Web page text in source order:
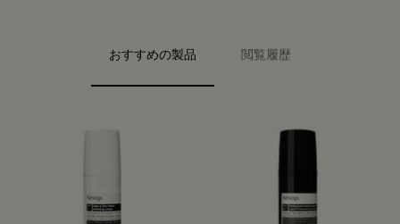
PDP carousel with text
PDP Video Flowplayer just on mobile
おすすめの製品 閲覧履歴